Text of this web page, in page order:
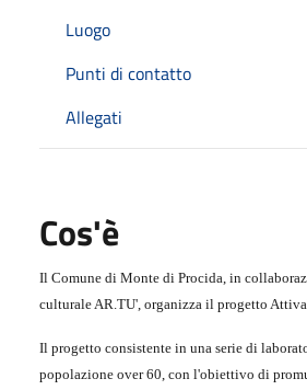
Luogo
Punti di contatto
Allegati
Cos'è
Il Comune di Monte di Procida, in
culturale AR.TU', organizza il progetto
Il progetto consistente in una serie di
popolazione over 60, con l'obiettivo di